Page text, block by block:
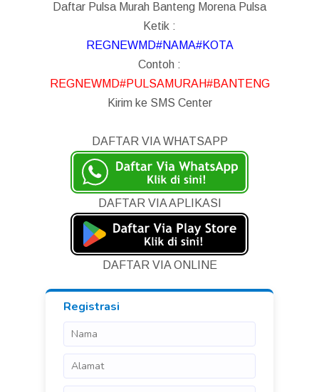
Daftar Pulsa Murah Banteng Morena Pulsa
Ketik :
REGNEWMD#NAMA#KOTA
Contoh :
REGNEWMD#PULSAMURAH#BANTENG
Kirim ke SMS Center
DAFTAR VIA WHATSAPP
DAFTAR VIA APLIKASI
DAFTAR VIA ONLINE